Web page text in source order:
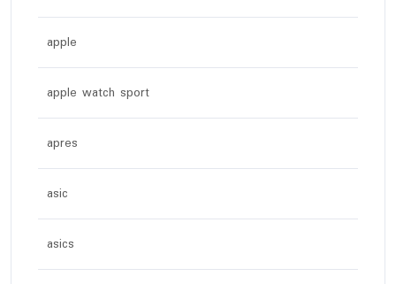
apple
apple watch sport
apres
asic
asics